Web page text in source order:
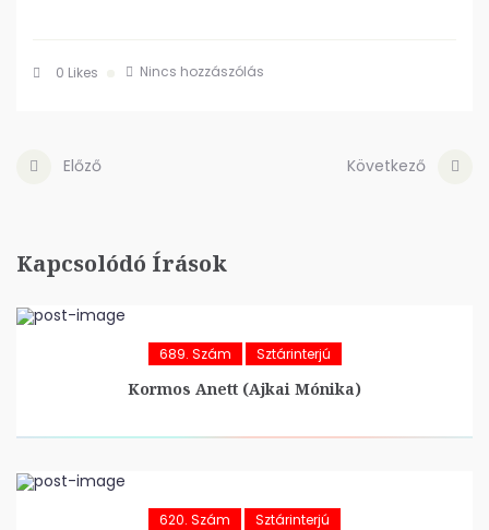
0 Likes Nincs hozzászólás
Előző Következő
Kapcsolódó Írások
689. Szám Sztárinterjú
Kormos Anett (Ajkai Mónika)
620. Szám Sztárinterjú